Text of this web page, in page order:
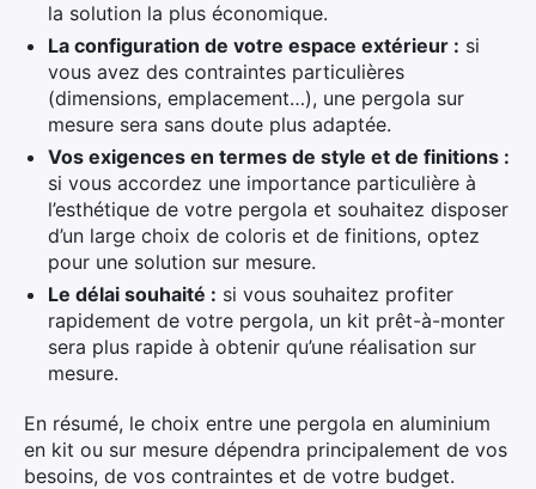
la solution la plus économique.
La configuration de votre espace extérieur : si
vous avez des contraintes particulières
(dimensions, emplacement…), une pergola sur
mesure sera sans doute plus adaptée.
Vos exigences en termes de style et de finitions :
si vous accordez une importance particulière à
l’esthétique de votre pergola et souhaitez disposer
d’un large choix de coloris et de finitions, optez
pour une solution sur mesure.
Le délai souhaité : si vous souhaitez profiter
rapidement de votre pergola, un kit prêt-à-monter
sera plus rapide à obtenir qu’une réalisation sur
mesure.
En résumé, le choix entre une pergola en aluminium
en kit ou sur mesure dépendra principalement de vos
besoins, de vos contraintes et de votre budget.